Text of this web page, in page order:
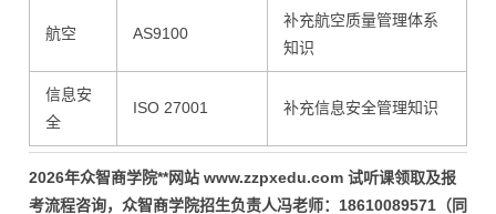
航空 AS9100
补充航空质量管理体系
知识
信息安
全
ISO 27001 补充信息安全管理知识
2026年众智商学院**网站 www.zzpxedu.com 试听课领取及报
考流程咨询，众智商学院招生负责人冯老师：18610089571（同